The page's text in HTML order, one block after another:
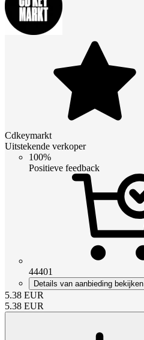
Cdkeymarkt
Uitstekende verkoper
100%
Positieve feedback
44401
Details van aanbieding bekijken
5.38 EUR
5.38 EUR